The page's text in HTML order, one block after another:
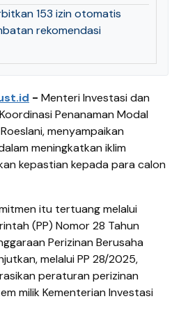
153 izin otomatis
rekomendasi
- Menteri Investasi dan
Penanaman Modal
menyampaikan
meningkatkan iklim
kepastian kepada para calon
itu tertuang melalui
(PP) Nomor 28 Tahun
Perizinan Berusaha
melalui PP 28/2025,
peraturan perizinan
milik Kementerian Investasi